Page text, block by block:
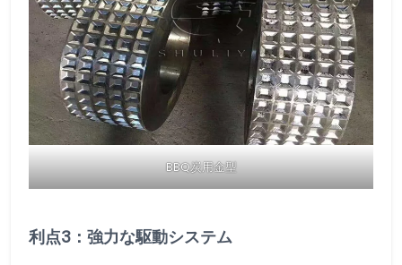
BBQ炭用金型
利点3：強力な駆動システム